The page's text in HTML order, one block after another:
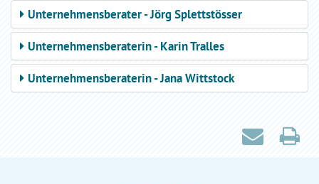
Unternehmensberater - Jörg Splettstösser
Unternehmensberaterin - Karin Tralles
Unternehmensberaterin - Jana Wittstock